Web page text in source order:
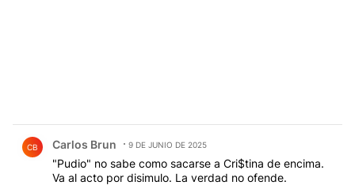
CB Carlos Brun 9 DE JUNIO DE 2025
"Pudio" no sabe como sacarse a Cri$tina de encima.
Va al acto por disimulo. La verdad no ofende.